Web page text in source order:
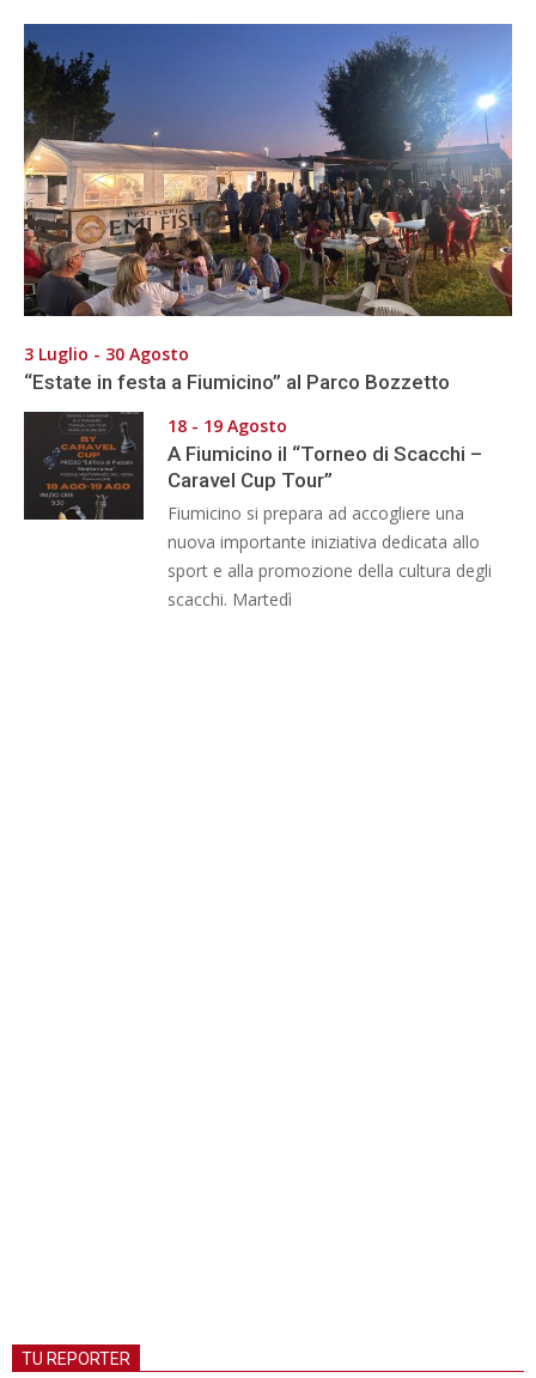
3 Luglio - 30 Agosto
“Estate in festa a Fiumicino” al Parco Bozzetto
18 - 19 Agosto
A Fiumicino il “Torneo di Scacchi –
Caravel Cup Tour”
Fiumicino si prepara ad accogliere una
nuova importante iniziativa dedicata allo
sport e alla promozione della cultura degli
scacchi. Martedì
TU REPORTER